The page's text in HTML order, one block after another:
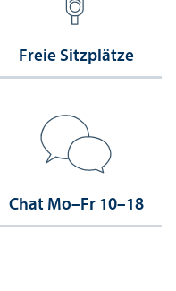
Freie Sitzplätze
Chat Mo–Fr 10–18